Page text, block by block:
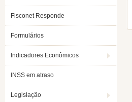
Fisconet Responde
Formulários
Indicadores Econômicos
INSS em atraso
Legislação